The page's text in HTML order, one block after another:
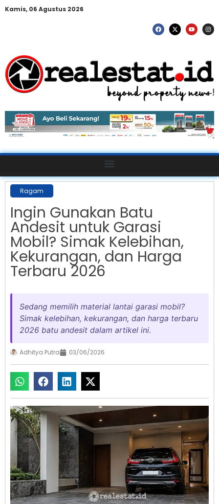
Kamis, 06 Agustus 2026
Ragam
Ingin Gunakan Batu
Andesit untuk Garasi
Mobil? Simak Kelebihan,
Kekurangan, dan Harga
Terbaru 2026
Sedang memilih material lantai garasi mobil?
Simak kelebihan, kekurangan, dan harga terbaru
2026 batu andesit dalam artikel ini.
Adhitya Putra 03/06/2026